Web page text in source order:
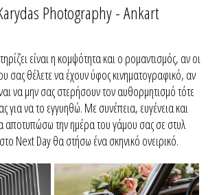
Photography - Ankart
είναι η κομψότητα και ο ρομαντισμός, αν οι
σας θέλετε να έχουν ύφος κινηματογραφικό, αν
να μην σας στερήσουν τον αυθορμητισμό τότε
για να το εγγυηθώ. Με συνέπεια, ευγένεια και
αποτυπώσω την ημέρα του γάμου σας σε στυλ
Next Day θα στήσω ένα σκηνικό ονειρικό.